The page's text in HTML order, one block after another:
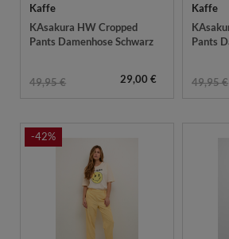
Kaffe
KAsakura HW Cropped
Pants Damenhose Schwarz
49,95 € 29,00 €
Kaffe
Pants
49,95 €
-42%